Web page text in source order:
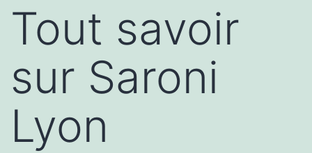
Tout savoir
sur Saroni
Lyon